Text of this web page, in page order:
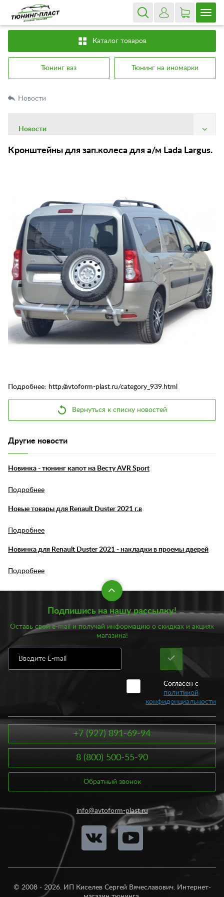
Каталог товаров
Тюнинг ваз Тюнинг на иномарки
Новости
О компании
Новости
Гарантия
Контакты
Отзывы
Кронштейны для зап.колеса для а/м Lada Largus.
Подробнее: http://avtoform-plast.ru/category_939.html
Вернуться к списку новостей
Другие новости
Новинка - тюнинг капот на Весту AVR Sport
Подробнее
Новые товары для Renault Duster 2021 г.в
Подробнее
Новинка для Renault Duster 2021 - накладки в проемы дверей
Подробнее
Подпишись на нашу рассылку!
Оставь свой e-mail и получай информацию о скидках и акциях
магазина!
Согласен с
политикой
конфиденциальности
+7 (927) 891-69-94
8 (800) 500-55-90
Обратный звонок
info@avtoform-plast.ru
© 2008 - 2026. ИП Киселев Сергей Вячеславович. Интернет-